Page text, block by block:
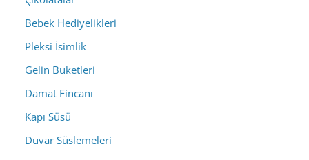
Bebek Hediyelikleri
Pleksi İsimlik
Gelin Buketleri
Damat Fincanı
Kapı Süsü
Duvar Süslemeleri